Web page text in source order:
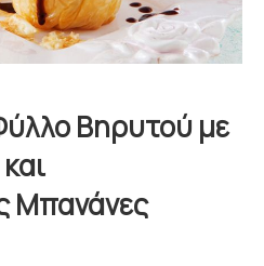
Βηρυτού με
Μπανάνες